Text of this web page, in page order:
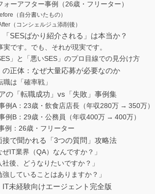
ォーアフター事例（26歳・フリーター）
（自分書いたもの）
（コンシェルジュ添削後）
「SESばかり紹介される」は本当か？
実です。でも、それが現実です。
」と「悪いSES」のプロ目線での見分け方
の正体：なぜ大量応募が必要なのか
職は「確率戦」
の「転職成功」vs「失敗」事例集
例A：23歳・飲食店店長（年収280万 → 350万）
例B：29歳・公務員（年収400万 → 400万）
例：26歳・フリーター
接で聞かれる「3つの質問」攻略法
ぜIT業界（QA）なんですか？」
社後、どうなりたいですか？」
強していることはありますか？」
IT未経験向けエージェント完全版